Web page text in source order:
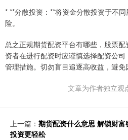
* **分散投资：**将资金分散投资于不
险。
总之正规期货配资平台有哪些，股票
资者在进行配资时应谨慎选择配资公
管理措施。切勿盲目追逐高收益，避免
文章为作者独立观
上一篇： 期货配资什么意思 解锁财
投资更轻松